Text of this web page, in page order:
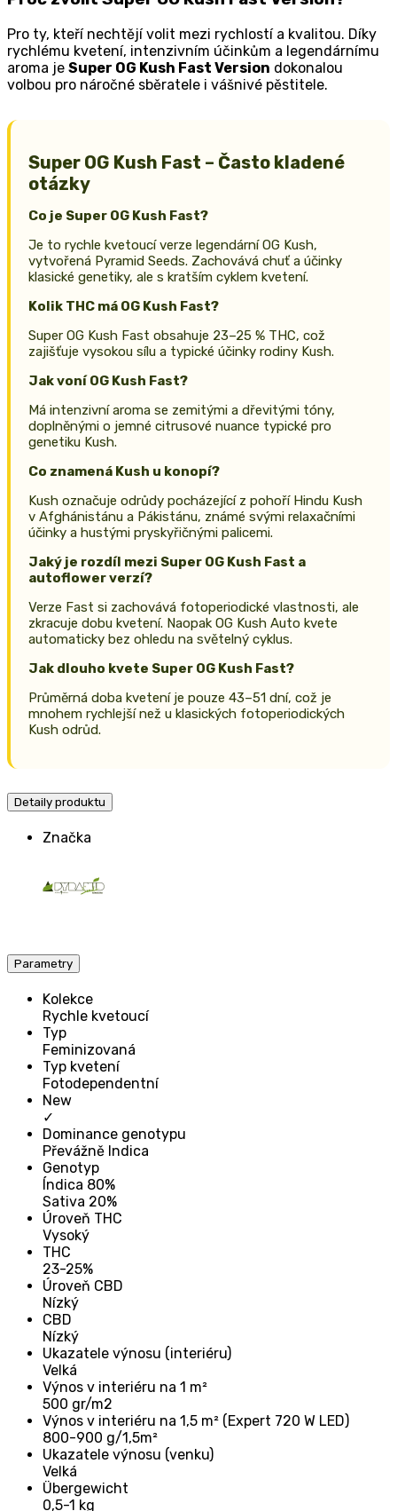
Pro ty, kteří nechtějí volit mezi rychlostí a kvalitou. Díky
rychlému kvetení, intenzivním účinkům a legendárnímu
aroma je Super OG Kush Fast Version dokonalou
volbou pro náročné sběratele i vášnivé pěstitele.
Super OG Kush Fast – Často kladené
otázky
Co je Super OG Kush Fast?
Je to rychle kvetoucí verze legendární OG Kush,
vytvořená Pyramid Seeds. Zachovává chuť a účinky
klasické genetiky, ale s kratším cyklem kvetení.
Kolik THC má OG Kush Fast?
Super OG Kush Fast obsahuje 23–25 % THC, což
zajišťuje vysokou sílu a typické účinky rodiny Kush.
Jak voní OG Kush Fast?
Má intenzivní aroma se zemitými a dřevitými tóny,
doplněnými o jemné citrusové nuance typické pro
genetiku Kush.
Co znamená Kush u konopí?
Kush označuje odrůdy pocházející z pohoří Hindu Kush
v Afghánistánu a Pákistánu, známé svými relaxačními
účinky a hustými pryskyřičnými palicemi.
Jaký je rozdíl mezi Super OG Kush Fast a
autoflower verzí?
Verze Fast si zachovává fotoperiodické vlastnosti, ale
zkracuje dobu kvetení. Naopak OG Kush Auto kvete
automaticky bez ohledu na světelný cyklus.
Jak dlouho kvete Super OG Kush Fast?
Průměrná doba kvetení je pouze 43–51 dní, což je
mnohem rychlejší než u klasických fotoperiodických
Kush odrůd.
Detaily produktu
Značka
Parametry
Kolekce
Rychle kvetoucí
Typ
Feminizovaná
Typ kvetení
Fotodependentní
New
✓
Dominance genotypu
Převážně Indica
Genotyp
Índica 80%
Sativa 20%
Úroveň THC
Vysoký
THC
23-25%
Úroveň CBD
Nízký
CBD
Nízký
Ukazatele výnosu (interiéru)
Velká
Výnos v interiéru na 1 m²
500 gr/m2
Výnos v interiéru na 1,5 m² (Expert 720 W LED)
800-900 g/1,5m²
Ukazatele výnosu (venku)
Velká
Übergewicht
0,5-1 kg